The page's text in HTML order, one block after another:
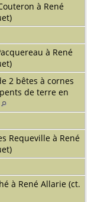
à René
à René
2 bêtes à cornes
de terre en
Requeville à René
à René Allarie (ct.